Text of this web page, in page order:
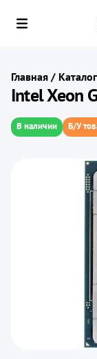
Главная /
Intel Xeon
В наличии Б/У